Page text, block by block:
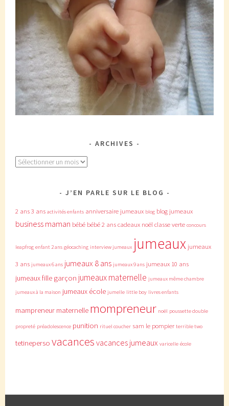
ARCHIVES
Archives
J’EN PARLE SUR LE BLOG
2 ans3 ans activités enfants anniversaire jumeaux blog blog jumeaux
business maman bébé bébé 2 anscadeaux noëlclasse verte concours
leapfrog enfant 2 ans géocaching interview jumeaux jumeaux jumeaux
3 ans jumeaux 6 ans jumeaux 8 ans jumeaux 9 ans jumeaux 10 ans
jumeaux fille garçon jumeaux maternelle jumeaux même chambre
jumeaux à la maison jumeaux école jumelle little boy livres enfants
mampreneur maternelle mompreneur noël poussette double
propreté préadolescence punition rituel coucher sam le pompier terrible two
tetineperso vacances vacances jumeaux varicelle école